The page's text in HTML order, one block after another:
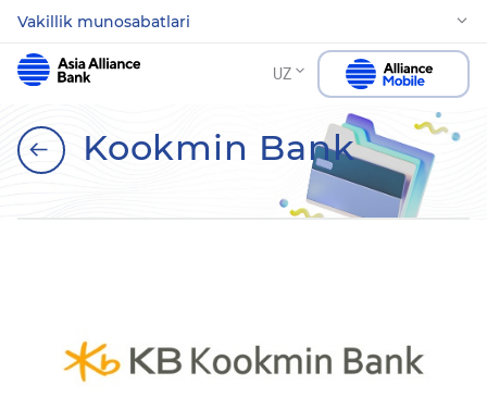
Vakillik munosabatlari
UZ
Kookmin Bank